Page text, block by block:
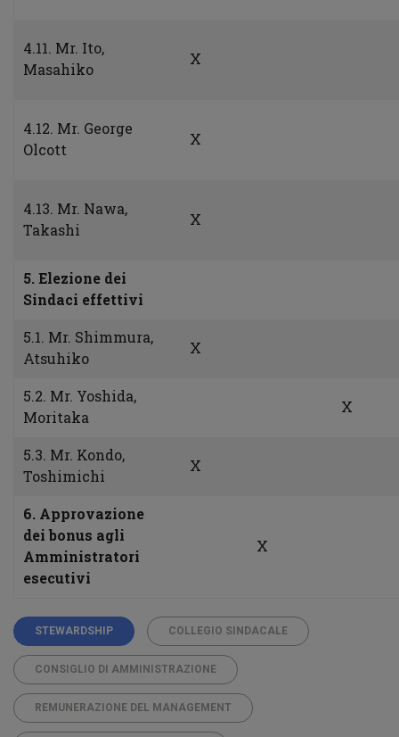
4.11. Mr. Ito,
Masahiko
X
4.12. Mr. George
Olcott
X
4.13. Mr. Nawa,
Takashi
X
5. Elezione dei
Sindaci effettivi
5.1. Mr. Shimmura,
Atsuhiko
X
5.2. Mr. Yoshida,
Moritaka
X
5.3. Mr. Kondo,
Toshimichi
X
6. Approvazione
dei bonus agli
Amministratori
esecutivi
X
STEWARDSHIP COLLEGIO SINDACALE
CONSIGLIO DI AMMINISTRAZIONE
REMUNERAZIONE DEL MANAGEMENT